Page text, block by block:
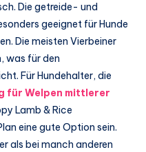
Die getreide- und
geeignet für Hunde
Die meisten Vierbeiner
was für den
Für Hundehalter, die
für Welpen mittlerer
Lamb & Rice
eine gute Option sein.
als bei manch anderen